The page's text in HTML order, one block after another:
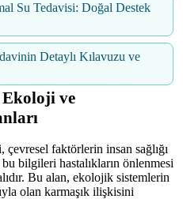
Su Tedavisi: Doğal Destek
Detaylı Kılavuzu ve
ve
faktörlerin insan sağlığı
bilgileri hastalıkların önlenmesi
Bu alan, ekolojik sistemlerin
olan karmaşık ilişkisini